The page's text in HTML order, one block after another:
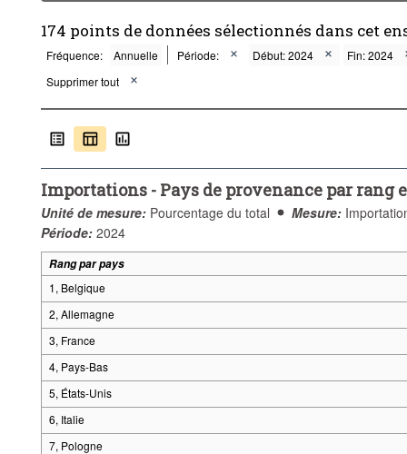
174 points de données sélectionnés dans cet
Fréquence: Annuelle Période: Début: 2024
Fin: 2024
Supprimer tout
Importations - Pays de provenance par rang
Unité de mesure: Pourcentage du total Mesure:
Période: 2024
Rang par pays
1, Belgique
2, Allemagne
3, France
4, Pays-Bas
5, États-Unis
6, Italie
7, Pologne